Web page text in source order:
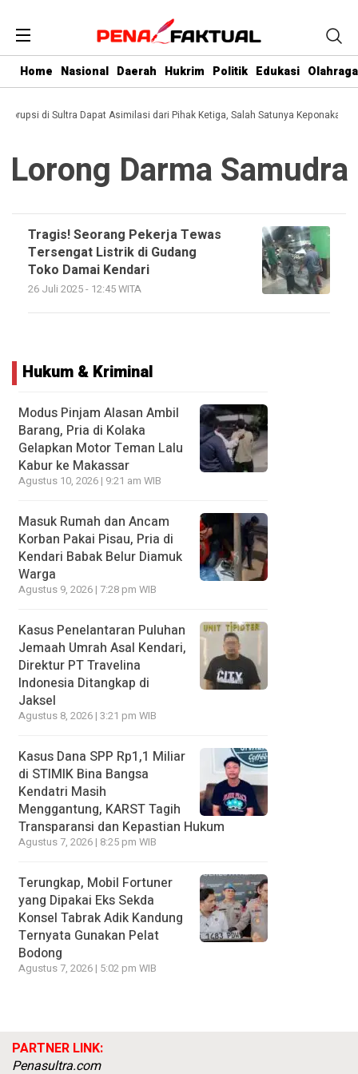
Home Nasional Daerah Hukrim Politik Edukasi Olahraga
Korupsi di Sultra Dapat Asimilasi dari Pihak Ketiga, Salah Satunya Keponakan
Lorong Darma Samudra
Tragis! Seorang Pekerja Tewas
Tersengat Listrik di Gudang
Toko Damai Kendari
26 Juli 2025 - 12:45 WITA
Hukum & Kriminal
Modus Pinjam Alasan Ambil
Barang, Pria di Kolaka
Gelapkan Motor Teman Lalu
Kabur ke Makassar
Agustus 10, 2026 | 9:21 am WIB
Masuk Rumah dan Ancam
Korban Pakai Pisau, Pria di
Kendari Babak Belur Diamuk
Warga
Agustus 9, 2026 | 7:28 pm WIB
Kasus Penelantaran Puluhan
Jemaah Umrah Asal Kendari,
Direktur PT Travelina
Indonesia Ditangkap di
Jaksel
Agustus 8, 2026 | 3:21 pm WIB
Kasus Dana SPP Rp1,1 Miliar
di STIMIK Bina Bangsa
Kendatri Masih
Menggantung, KARST Tagih
Transparansi dan Kepastian Hukum
Agustus 7, 2026 | 8:25 pm WIB
Terungkap, Mobil Fortuner
yang Dipakai Eks Sekda
Konsel Tabrak Adik Kandung
Ternyata Gunakan Pelat
Bodong
Agustus 7, 2026 | 5:02 pm WIB
PARTNER LINK:
Penasultra.com